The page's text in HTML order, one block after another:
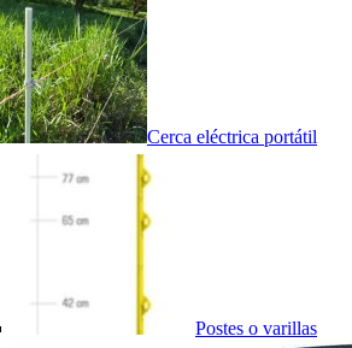
Cerca eléctrica portátil
Postes o varillas